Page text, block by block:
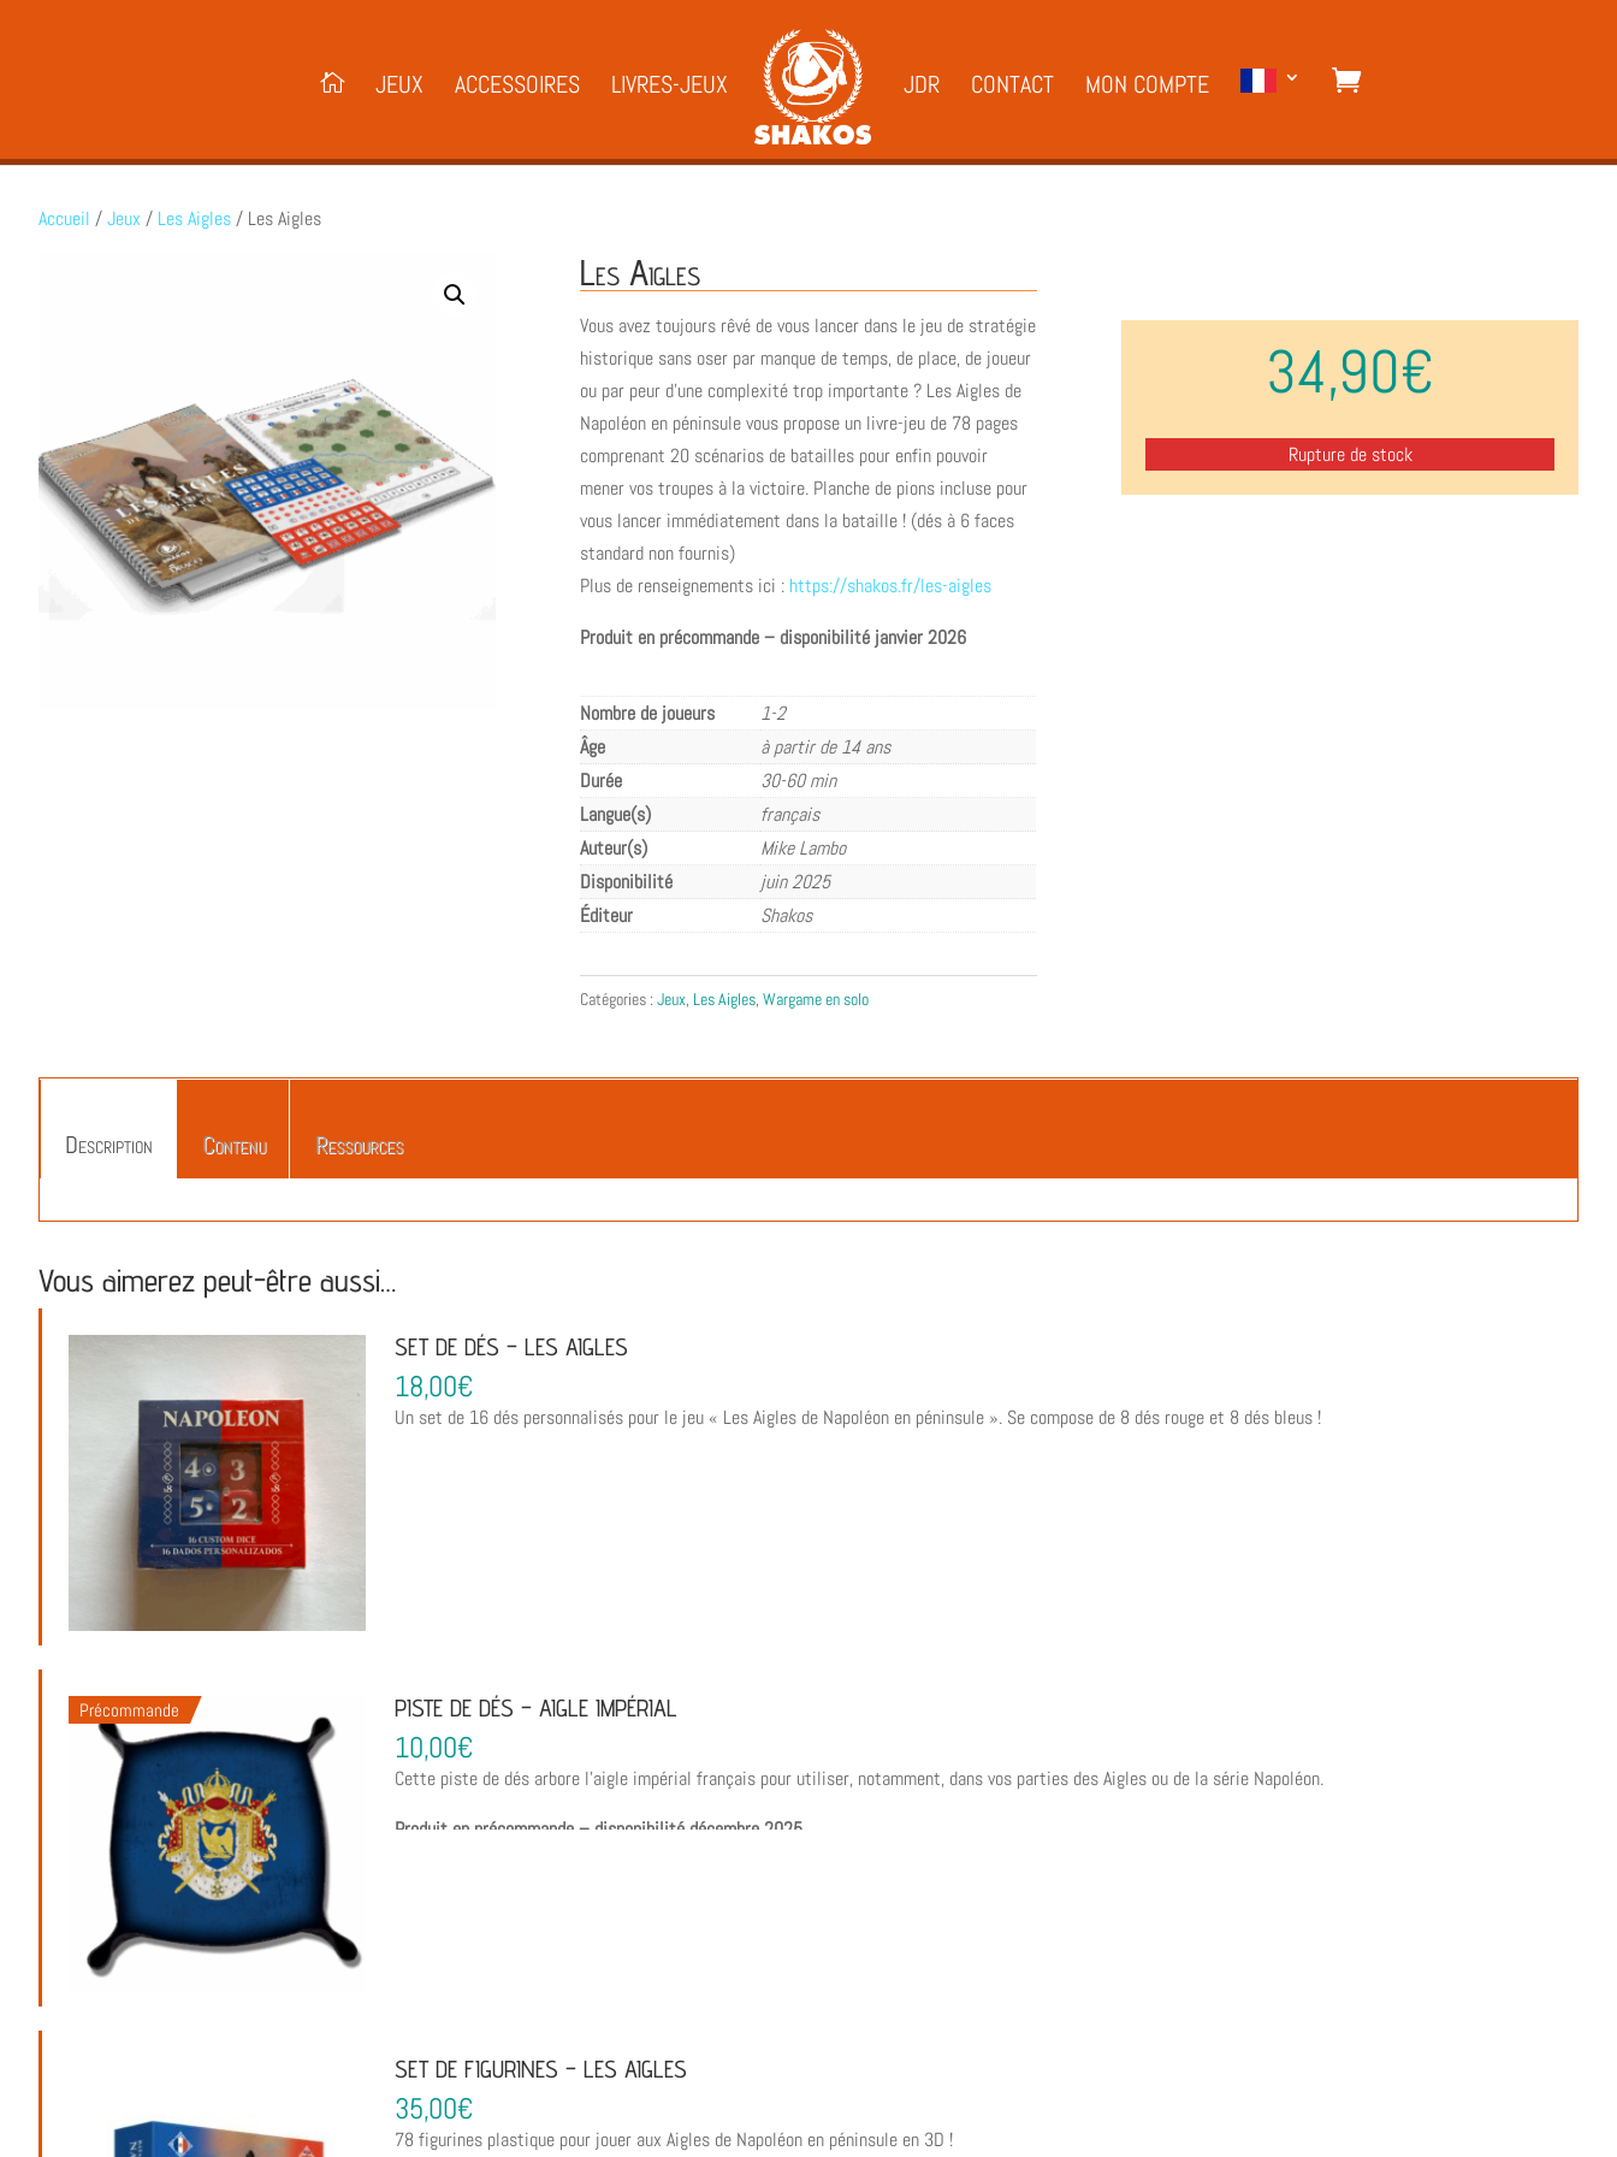
JEUX ACCESSOIRES LIVRES-JEUX JDR CONTACT MON COMPTE
Accueil /Jeux / Les Aigles/ Les Aigles
Les Aigles
Vous avez toujours rêvé de vous lancer dans le jeu de stratégie
historique sans oser par manque de temps, de place, de joueur
ou par peur d’une complexité trop importante ? Les Aigles de
Napoléon en péninsule vous propose un livre-jeu de 78 pages
comprenant 20 scénarios de batailles pour enfin pouvoir
mener vos troupes à la victoire. Planche de pions incluse pour
vous lancer immédiatement dans la bataille ! (dés à 6 faces
standard non fournis)
Plus de renseignements ici : https://shakos.fr/les-aigles
Produit en précommande – disponibilité janvier 2026
Nombre de joueurs
1-2
Âge
à partir de 14 ans
Durée
30-60 min
Langue(s)
français
Auteur(s)
Mike Lambo
Disponibilité
juin 2025
Éditeur
Shakos
Catégories :Jeux, Les Aigles,Wargame en solo
34,90€
Rupture de stock
Description Contenu Ressources
Vous aimerez peut-être aussi…
SET DE DÉS – LES AIGLES
18,00€
Un set de 16 dés personnalisés pour le jeu « Les Aigles de Napoléon en péninsule ». Se compose de 8 dés rouge et 8 dés bleus !
Précommande PISTE DE DÉS – AIGLE IMPÉRIAL
10,00€
Cette piste de dés arbore l’aigle impérial français pour utiliser, notamment, dans vos parties des Aigles ou de la série Napoléon.
Produit en précommande – disponibilité décembre 2025
SET DE FIGURINES – LES AIGLES
35,00€
78 figurines plastique pour jouer aux Aigles de Napoléon en péninsule en 3D !